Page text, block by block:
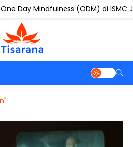
Day Mindfulness (ODM) di ISMC